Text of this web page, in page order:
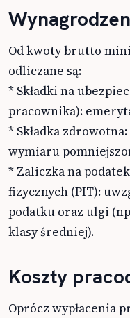
Od kwoty brutto
odliczane są:
* Składki na
pracownika):
* Składka
wymiaru
* Zaliczka na
fizycznych (PIT):
podatku oraz ulgi
klasy średniej).
Koszty
Oprócz wypłacenia